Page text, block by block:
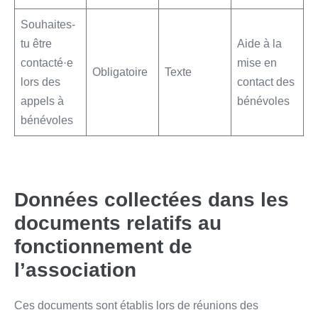
Souhaites-
tu être
contacté·e
lors des
appels à
bénévoles
Obligatoire Texte
Aide à la
mise en
contact des
bénévoles
Données collectées dans les
documents relatifs au
fonctionnement de
l’association
Ces documents sont établis lors de réunions des